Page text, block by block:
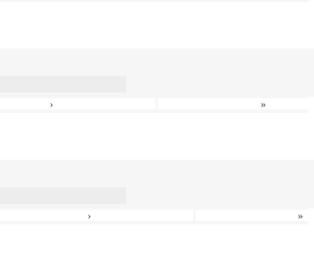
› »
› »